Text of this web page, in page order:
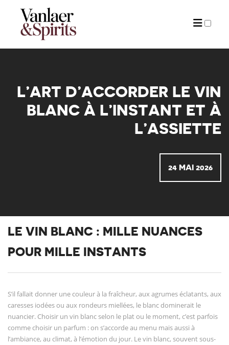
L’ART D’ACCORDER LE VIN
BLANC À L’INSTANT ET À
L’ASSIETTE
24 MAI 2026
LE VIN BLANC : MILLE NUANCES
POUR MILLE INSTANTS
S’il fallait donner une couleur à la fraîcheur, aux agrumes éclatants, aux
caresses iodées ou aux rondeurs miellées, le blanc dominerait le
nuancier. Choisir un vin blanc selon le plat ou le moment, c’est parfois
comme choisir un parfum : on s’accorde au menu mais aussi à
l’ambiance, au climat, à l’émotion du jour. Le vin blanc, souvent sous-